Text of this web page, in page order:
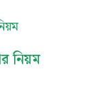
নিয়ম